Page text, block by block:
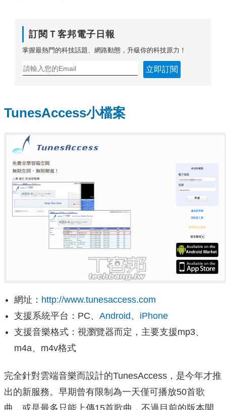
訂閱Ｔ客邦電子日報
掌握最熱門的科技話題、網路動態，升級你的科技原力！
立即訂閱
TunesAccess小檔案
網址： http://www.tunesaccess.com
支援系統平台：PC、 Android 、 iPhone
支援音樂格式：視瀏覽器而定，主要支援mp3、
m4a、m4v格式
完全針對雲端音樂而設計的TunesAccess，是今年才推
出的新服務。早期曾有限制為一天僅可播放50首歌